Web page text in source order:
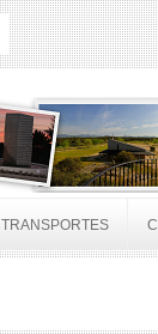
TRANSPORTES